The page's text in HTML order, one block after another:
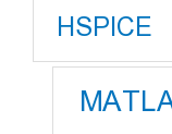
HSPICE